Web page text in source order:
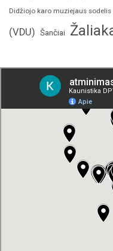
Didžiojo karo muziejaus sodelis
(VDU) Šančiai